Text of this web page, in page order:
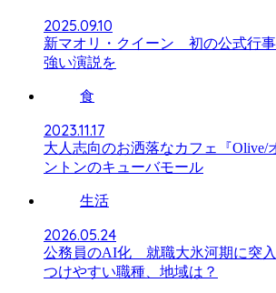
2025.09.10
新マオリ・クイーン 初の公式行
強い演説を
食
2023.11.17
大人志向のお洒落なカフェ『Olive/
ントンのキューバモール
生活
2026.05.24
公務員のAI化 就職大氷河期に突
つけやすい職種、地域は？